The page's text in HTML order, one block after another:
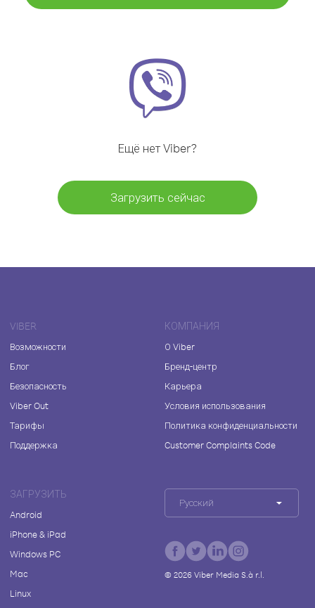
Ещё нет Viber?
Загрузить сейчас
VIBER
Возможности
Блог
Безопасность
Viber Out
Тарифы
Поддержка
КОМПАНИЯ
О Viber
Бренд-центр
Карьера
Условия использования
Политика конфиденциальности
Customer Complaints Code
ЗАГРУЗИТЬ
Android
iPhone & iPad
Windows PC
Mac
Linux
Русский
© 2026Viber Media S.à r.l.